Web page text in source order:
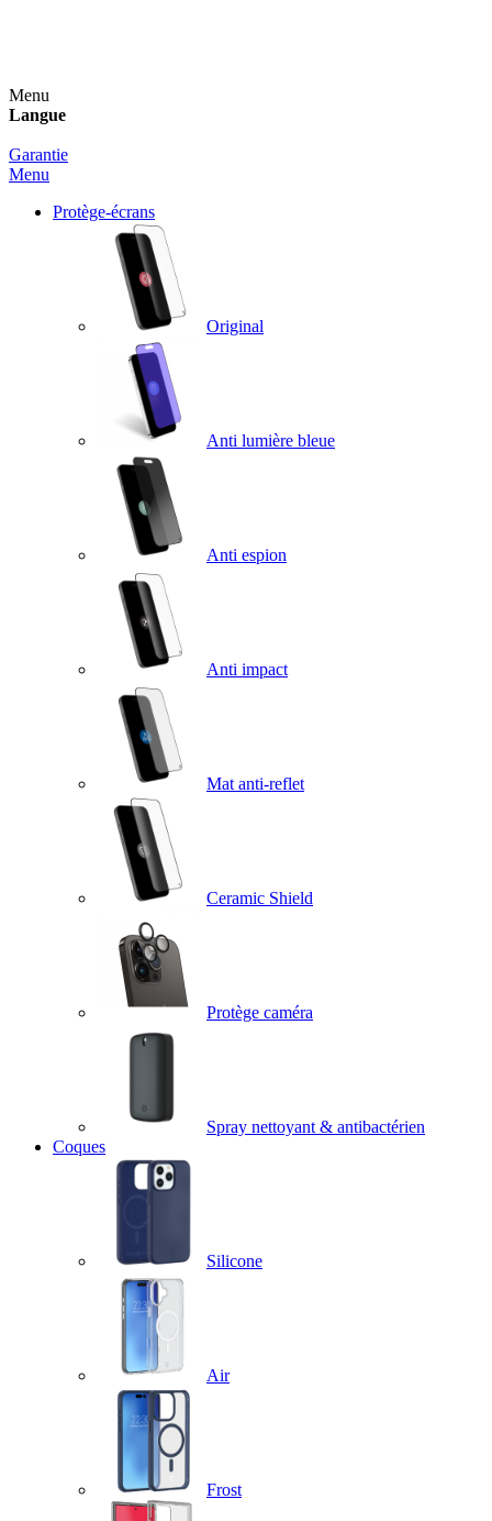
Menu
Langue
Garantie
Menu
Protège-écrans
Original
Anti lumière bleue
Anti espion
Anti impact
Mat anti-reflet
Ceramic Shield
Protège caméra
Spray nettoyant & antibactérien
Coques
Silicone
Air
Frost